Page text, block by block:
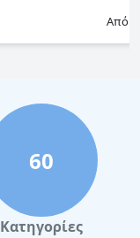
Από
60
Κατηγορίες